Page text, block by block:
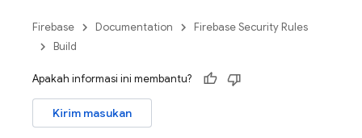
Firebase Documentation
Firebase Security Rules
Build
Apakah informasi ini membantu?
Kirim masukan